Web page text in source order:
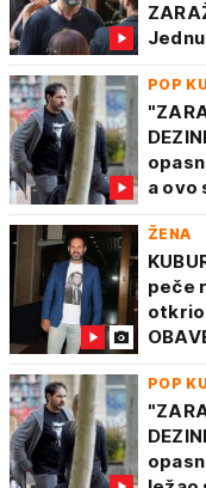
POP
a ovo
ŽENA
peče
otkrio
POP